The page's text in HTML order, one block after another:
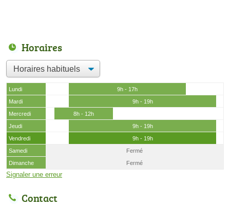
Horaires
Lundi
9h - 17h
Mardi
9h - 19h
Mercredi
8h - 12h
Jeudi
9h - 19h
Vendredi
9h - 19h
Samedi
Fermé
Dimanche
Fermé
Signaler une erreur
Contact